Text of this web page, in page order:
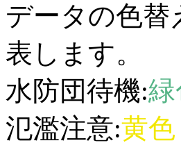
データの色替
表します。
水防団待機:
氾濫注意:黄色